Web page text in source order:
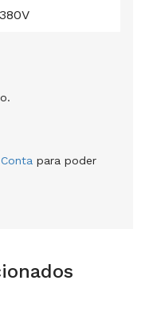
380V
Conta para poder